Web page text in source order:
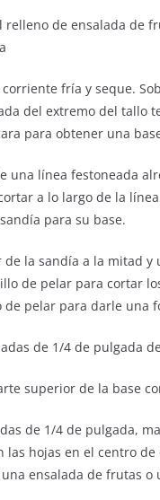
relleno de ensalada de
corriente fría y seque.
del extremo del tallo
para obtener una
una línea festoneada
a lo largo de la
para su base.
la sandía a la mitad
de pelar para cortar
de pelar para darle una
de 1/4 de pulgada
superior de la base
de 1/4 de pulgada,
las hojas en el centro
ensalada de frutas o